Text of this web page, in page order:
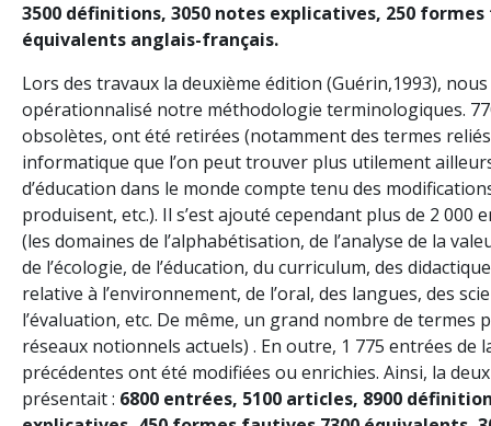
3500 définitions, 3050 notes explicatives, 250
équivalents anglais-français.
Lors des travaux la deuxième édition (Guérin,1993),
opérationnalisé notre méthodologie terminologiques.
obsolètes, ont été retirées (notamment des termes
informatique que l’on peut trouver plus utilement
d’éducation dans le monde compte tenu des
produisent, etc.). Il s’est ajouté cependant plus de 2 000
(les domaines de l’alphabétisation, de l’analyse de la
de l’écologie, de l’éducation, du curriculum, des
relative à l’environnement, de l’oral, des langues, des
l’évaluation, etc. De même, un grand nombre de termes
réseaux notionnels actuels) . En outre, 1 775 entrées de
précédentes ont été modifiées ou enrichies. Ainsi, la
présentait : 6800 entrées, 5100 articles, 8900